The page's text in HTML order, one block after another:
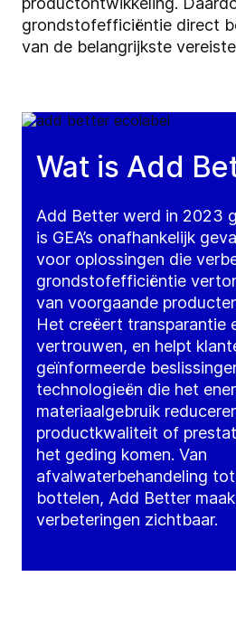
grondstofefficiëntie direct
van de belangrijkste
Wat is Add
Add Better werd in 2023
is GEA’s onafhankelijk
voor oplossingen die
grondstofefficiëntie
van voorgaande
Het creëert transparantie
vertrouwen, en helpt
geïnformeerde
technologieën die het
materiaalgebruik
productkwaliteit of
het geding komen. Van
afvalwaterbehandeling
bottelen, Add Better
verbeteringen zichtbaar.